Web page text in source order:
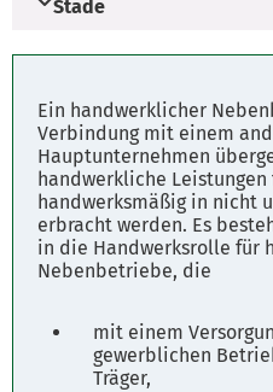
Ein handwerklicher
Verbindung mit einem
Hauptunternehmen
handwerkliche
handwerksmäßig in nicht
erbracht werden. Es
in die Handwerksrolle für
Nebenbetriebe, die
mit einem
gewerblichen
Träger,
Stade
Friedensstraße 6
21335 Lüneburg
Parkplätze
Fahrplanauskunft